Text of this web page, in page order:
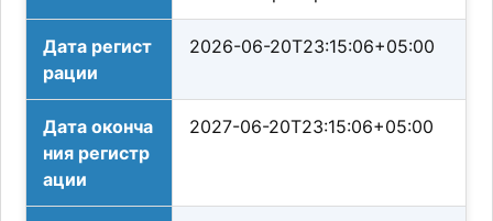
Дата регист
рации
2026-06-20T23:15:06+05:00
Дата оконча
ния регистр
ации
2027-06-20T23:15:06+05:00